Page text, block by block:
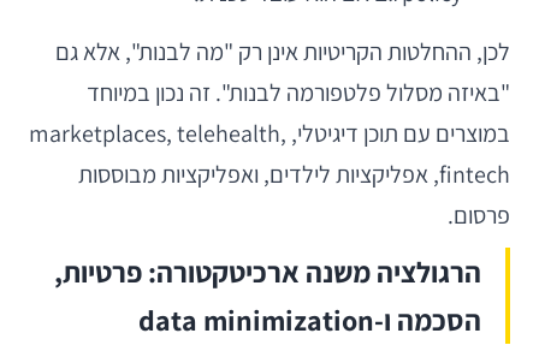
לכן, ההחלטות הקריטיות אינן רק "מה לבנות", אלא גם
"באיזה מסלול פלטפורמה לבנות". זה נכון במיוחד
במוצרים עם תוכן דיגיטלי, marketplaces, telehealth,
fintech, אפליקציות לילדים, ואפליקציות מבוססות
פרסום.
הרגולציה משנה ארכיטקטורה: פרטיות,
הסכמה ו-data minimization